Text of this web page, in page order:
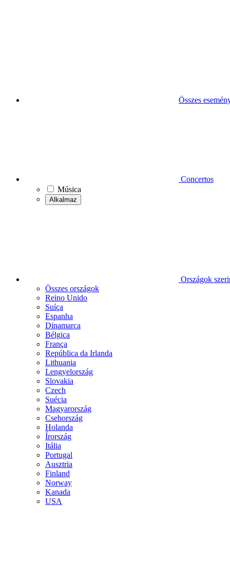
Összes
Concertos
Música
Alkalmaz
Országok
Összes országok
Reino Unido
Suíça
Espanha
Dinamarca
Bélgica
França
República da Irlanda
Lithuania
Lengyelország
Slovakia
Czech
Suécia
Magyarország
Csehország
Holanda
Írország
Itália
Portugal
Ausztria
Finland
Norway
Kanada
USA